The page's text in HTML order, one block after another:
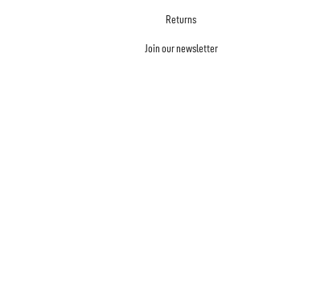
Returns
Join our newsletter